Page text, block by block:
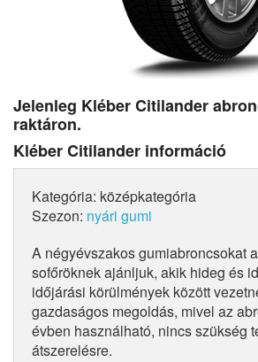
Jelenleg Kléber Citilander
raktáron.
Kléber Citilander információ
Kategória: középkategória
Szezon: nyári gumi
A négyévszakos gumiabroncsokat
sofőröknek ajánljuk, akik hideg és
időjárási körülmények között
gazdaságos megoldás, mivel az
évben használható, nincs szükség
átszerelésre.